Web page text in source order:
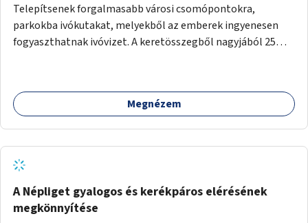
Telepítsenek forgalmasabb városi csomópontokra,
parkokba ivókutakat, melyekből az emberek ingyenesen
fogyaszthatnak ivóvizet. A keretösszegből nagyjából 25
Megnézem
A Népliget gyalogos és kerékpáros elérésének
megkönnyítése